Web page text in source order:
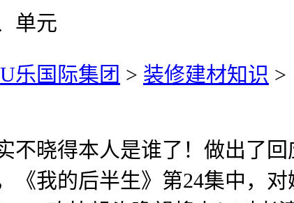
单元
U乐国际集团 > 装修建材知识 >
晓得本人是谁了！做出了回
《我的后半生》第24集中，